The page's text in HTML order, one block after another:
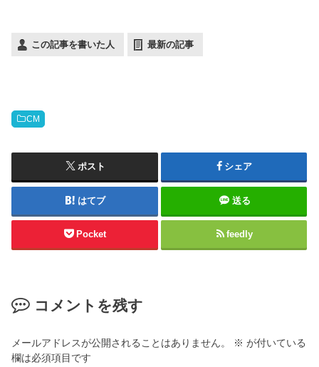
この記事を書いた人 最新の記事
CM
ポスト シェア
はてブ 送る
Pocket feedly
コメントを残す
メールアドレスが公開されることはありません。 ※ が付いている
欄は必須項目です